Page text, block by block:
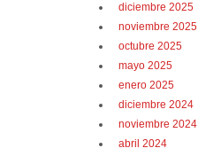
diciembre 2025
noviembre 2025
octubre 2025
mayo 2025
enero 2025
diciembre 2024
noviembre 2024
abril 2024